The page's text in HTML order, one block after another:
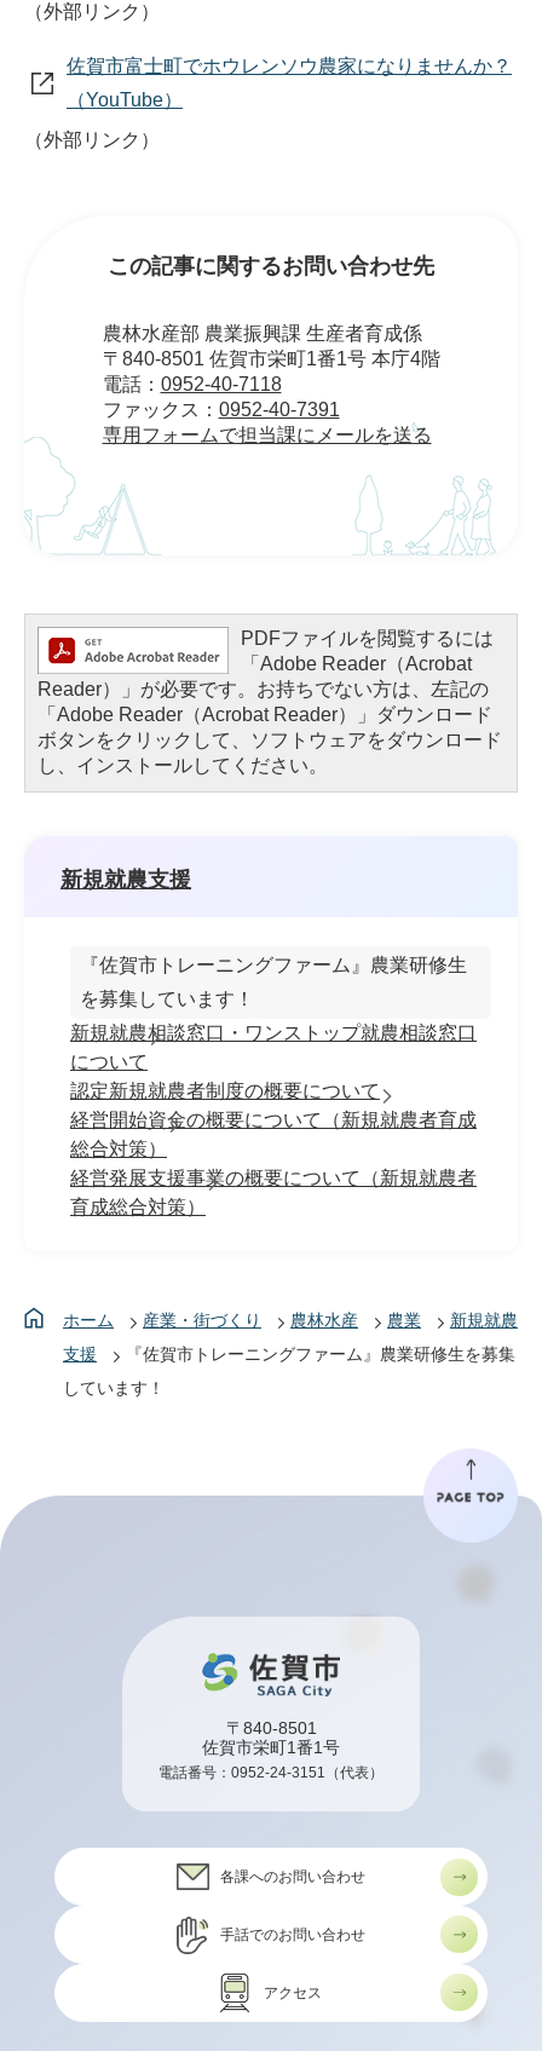
（外部リンク）
佐賀市富士町でホウレンソウ農家になりませんか？
（YouTube）
（外部リンク）
この記事に関するお問い合わせ先
農林水産部 農業振興課 生産者育成係
〒840-8501 佐賀市栄町1番1号 本庁4階
電話： 0952-40-7118
ファックス： 0952-40-7391
専用フォームで担当課にメールを送る
PDFファイルを閲覧するには
「Adobe Reader（Acrobat
Reader）」が必要です。お持ちでない方は、左記の
「Adobe Reader（Acrobat Reader）」ダウンロード
ボタンをクリックして、ソフトウェアをダウンロード
し、インストールしてください。
新規就農支援
『佐賀市トレーニングファーム』農業研修生
を募集しています！
新規就農相談窓口・ワンストップ就農相談窓口
について
認定新規就農者制度の概要について
経営開始資金の概要について（新規就農者育成
総合対策）
経営発展支援事業の概要について（新規就農者
育成総合対策）
ホーム 産業・街づくり 農林水産 農業
新規就農
支援
『佐賀市トレーニングファーム』農業研修生を募集
しています！
〒840-8501
佐賀市栄町1番1号
電話番号： 0952-24-3151 （代表）
各課へのお問い合わせ
手話でのお問い合わせ
アクセス